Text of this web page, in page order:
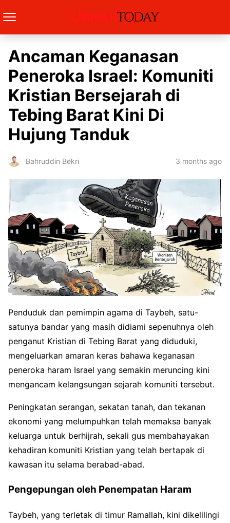
Ancaman Keganasan
Peneroka Israel: Komuniti
Kristian Bersejarah di
Tebing Barat Kini Di
Hujung Tanduk
Bahruddin Bekri 3 months ago
Penduduk dan pemimpin agama di Taybeh, satu-
satunya bandar yang masih didiami sepenuhnya oleh
penganut Kristian di Tebing Barat yang diduduki,
mengeluarkan amaran keras bahawa keganasan
peneroka haram Israel yang semakin meruncing kini
mengancam kelangsungan sejarah komuniti tersebut.
Peningkatan serangan, sekatan tanah, dan tekanan
ekonomi yang melumpuhkan telah memaksa banyak
keluarga untuk berhijrah, sekali gus membahayakan
kehadiran komuniti Kristian yang telah bertapak di
kawasan itu selama berabad-abad.
Pengepungan oleh Penempatan Haram
Taybeh, yang terletak di timur Ramallah, kini dikelilingi